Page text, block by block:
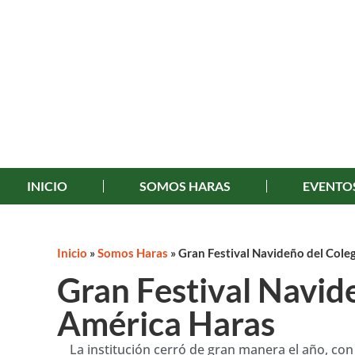
INICIO SOMOS HARAS
Inicio »Somos Haras »Gran Festival Navideño del
Gran Festival
América Haras
La institución cerró de gran manera el año,